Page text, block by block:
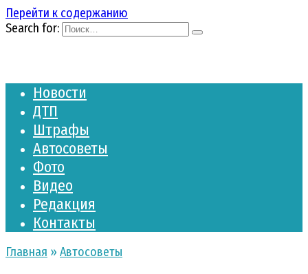
Перейти к содержанию
Search for:
Новости
ДТП
Штрафы
Автосоветы
Фото
Видео
Редакция
Контакты
Главная » Автосоветы